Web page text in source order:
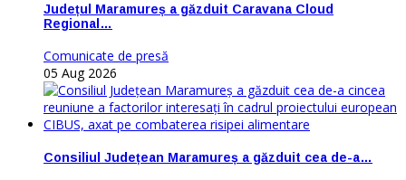
Județul Maramureș a găzduit Caravana Cloud
Regional…
Comunicate de presă
05 Aug 2026
Consiliul Județean Maramureș a găzduit cea de-a…